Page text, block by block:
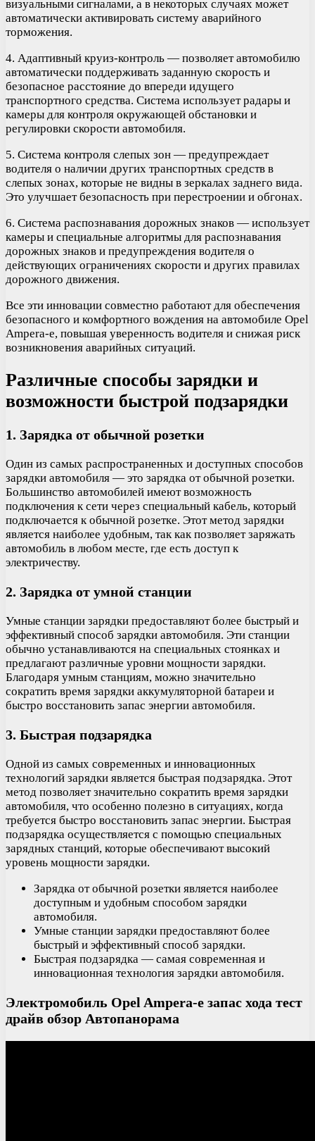
визуальными сигналами, а в некоторых случаях может
автоматически активировать систему аварийного
торможения.
4. Адаптивный круиз-контроль — позволяет автомобилю
автоматически поддерживать заданную скорость и
безопасное расстояние до впереди идущего
транспортного средства. Система использует радары и
камеры для контроля окружающей обстановки и
регулировки скорости автомобиля.
5. Система контроля слепых зон — предупреждает
водителя о наличии других транспортных средств в
слепых зонах, которые не видны в зеркалах заднего вида.
Это улучшает безопасность при перестроении и обгонах.
6. Система распознавания дорожных знаков — использует
камеры и специальные алгоритмы для распознавания
дорожных знаков и предупреждения водителя о
действующих ограничениях скорости и других правилах
дорожного движения.
Все эти инновации совместно работают для обеспечения
безопасного и комфортного вождения на автомобиле Opel
Ampera-e, повышая уверенность водителя и снижая риск
возникновения аварийных ситуаций.
Различные способы зарядки и
возможности быстрой подзарядки
1. Зарядка от обычной розетки
Один из самых распространенных и доступных способов
зарядки автомобиля — это зарядка от обычной розетки.
Большинство автомобилей имеют возможность
подключения к сети через специальный кабель, который
подключается к обычной розетке. Этот метод зарядки
является наиболее удобным, так как позволяет заряжать
автомобиль в любом месте, где есть доступ к
электричеству.
2. Зарядка от умной станции
Умные станции зарядки предоставляют более быстрый и
эффективный способ зарядки автомобиля. Эти станции
обычно устанавливаются на специальных стоянках и
предлагают различные уровни мощности зарядки.
Благодаря умным станциям, можно значительно
сократить время зарядки аккумуляторной батареи и
быстро восстановить запас энергии автомобиля.
3. Быстрая подзарядка
Одной из самых современных и инновационных
технологий зарядки является быстрая подзарядка. Этот
метод позволяет значительно сократить время зарядки
автомобиля, что особенно полезно в ситуациях, когда
требуется быстро восстановить запас энергии. Быстрая
подзарядка осуществляется с помощью специальных
зарядных станций, которые обеспечивают высокий
уровень мощности зарядки.
Зарядка от обычной розетки является наиболее
доступным и удобным способом зарядки
автомобиля.
Умные станции зарядки предоставляют более
быстрый и эффективный способ зарядки.
Быстрая подзарядка — самая современная и
инновационная технология зарядки автомобиля.
Электромобиль Opel Ampera-e запас хода тест
драйв обзор Автопанорама